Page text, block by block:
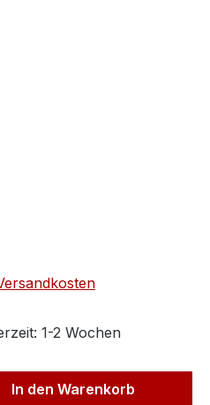
1-2 Wochen
den
In den Warenkorb